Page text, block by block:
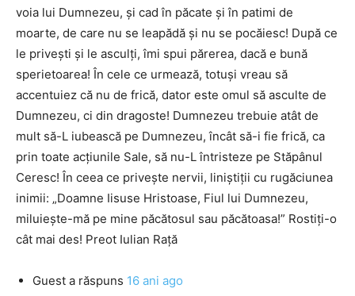
voia lui Dumnezeu, şi cad în păcate şi în patimi de
moarte, de care nu se leapădă şi nu se pocăiesc! După ce
le priveşti şi le asculţi, îmi spui părerea, dacă e bună
sperietoarea! În cele ce urmează, totuşi vreau să
accentuiez că nu de frică, dator este omul să asculte de
Dumnezeu, ci din dragoste! Dumnezeu trebuie atât de
mult să-L iubească pe Dumnezeu, încât să-i fie frică, ca
prin toate acţiunile Sale, să nu-L întristeze pe Stăpânul
Ceresc! În ceea ce priveşte nervii, liniştiţii cu rugăciunea
inimii: „Doamne Iisuse Hristoase, Fiul lui Dumnezeu,
miluieşte-mă pe mine păcătosul sau păcătoasa!” Rostiţi-o
cât mai des! Preot Iulian Raţă
Guest a răspuns 16 ani ago